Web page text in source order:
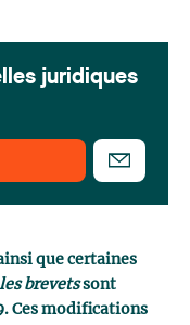
que certaines
brevetssont
Ces modifications
juridiques